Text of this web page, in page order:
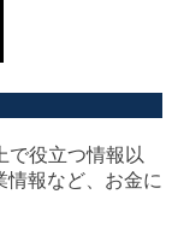
で役立つ情報以
情報など、お金に